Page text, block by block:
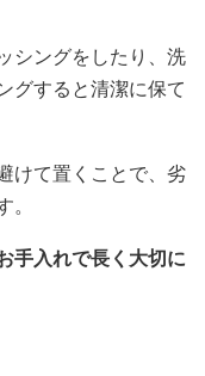
シングをしたり、洗
グすると清潔に保て
けて置くことで、劣
手入れで長く大切に